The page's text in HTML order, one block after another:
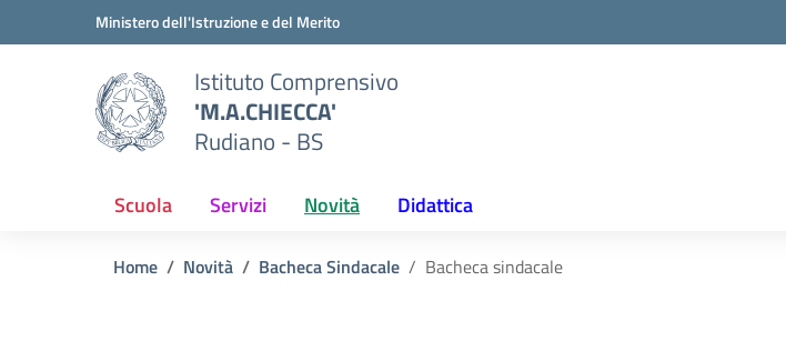
Vai ai contenuti
Vai al menu di navigazioneMinistero dell'Istruzione e del Merito
Istituto Comprensivo
'M.A.CHIECCA'
Rudiano - BS
Scuola Servizi Novità Didattica
Home Novità Bacheca Sindacale Bacheca sindacale